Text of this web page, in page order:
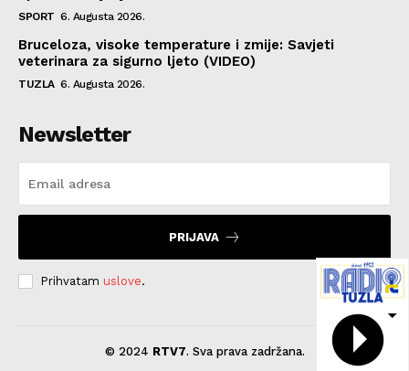
SPORT 6. Augusta 2026.
Bruceloza, visoke temperature i zmije: Savjeti
veterinara za sigurno ljeto (VIDEO)
TUZLA 6. Augusta 2026.
Newsletter
PRIJAVA
Prihvatam uslove.
© 2024 RTV7. Sva prava zadržana.